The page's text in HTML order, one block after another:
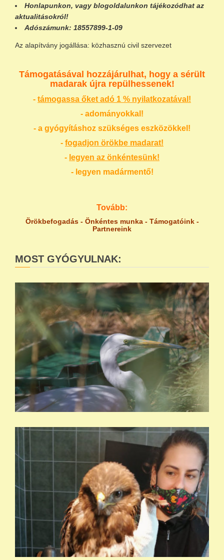
Honlapunkon, vagy blogoldalunkon tájékozódhat az
aktualitásokról!
Adószámunk: 18557899-1-09
Az alapítvány jogállása: közhasznú civil szervezet
Támogatásával hozzájárulhat, hogy a sérült
madarak újra repülhessenek!
- támogassa őket adó 1 % nyilatkozatával!
- adományokkal!
- a gyógyításhoz szükséges eszközökkel!
- fogadjon örökbe madarat!
- legyen az önkéntesünk!
- legyen madármentő!
Tovább:
Örökbefogadás - Önkéntes munka- Támogatóink-
Partnereink
MOST GYÓGYULNAK: